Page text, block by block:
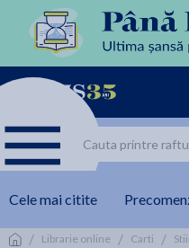
Cele mai citite
/ Librarie online / Carti /